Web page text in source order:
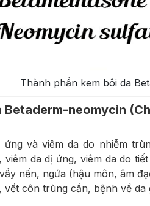
Thành phần kem bôi da
Betaderm-neomycin
ứng và viêm da do nhiễm
viêm da dị ứng, viêm da do
nến, ngứa (hậu môn, âm
vết côn trùng cắn, bệnh về